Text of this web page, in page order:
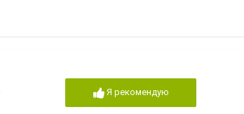
Я рекомендую